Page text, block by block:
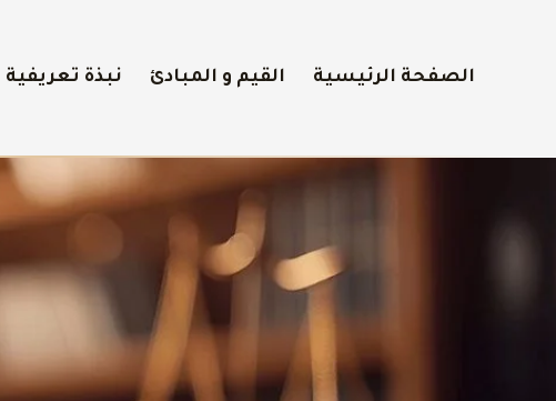
الصفحة الرئيسية القيم و المبادئ نبذة تعريفية